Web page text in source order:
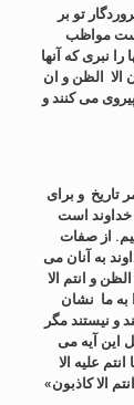
تو بر
مواظب
نبری که آنها
الا الظن و ان
می کنند و
تاریخ و برای
است
از صفات
به آنان می
و انتم الا
به ما نشان
و نیستند مگر
ذیل این آیه می
علیه الا
الا کاذبون»